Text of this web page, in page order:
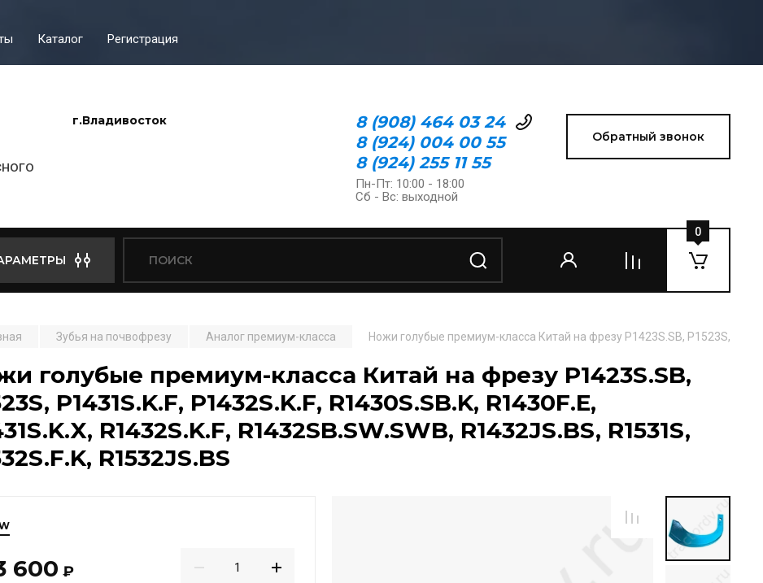
Каталог Регистрация
г.Владивосток
8 (908) 464 03 24
8 (924) 004 00 55
8 (924) 255 11 55
Пн-Пт: 10:00 - 18:00
Сб - Вс: выходной
Обратный звонок
0
Зубья на почвофрезу Аналог премиум-класса Ножи голубые премиум-класса Китай на фрезу P1423S.SB, P1523S,
голубые премиум-класса Китай на фрезу P1423S.SB,
P1431S.K.F, P1432S.K.F, R1430S.SB.K, R1430F.E,
R1432S.K.F, R1432SB.SW.SWB, R1432JS.BS, R1531S,
R1532JS.BS
600 ₽